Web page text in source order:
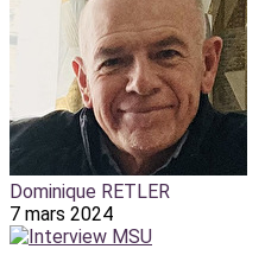
Dominique RETLER
7 mars 2024